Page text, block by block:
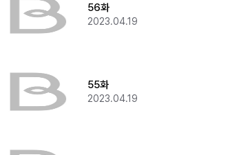
56화
2023.04.19
55화
2023.04.19